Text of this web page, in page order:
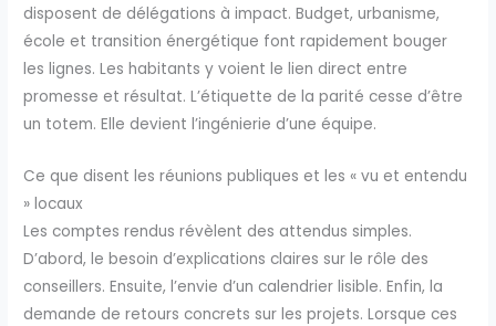
disposent de délégations à impact. Budget, urbanisme,
école et transition énergétique font rapidement bouger
les lignes. Les habitants y voient le lien direct entre
promesse et résultat. L’étiquette de la parité cesse d’être
un totem. Elle devient l’ingénierie d’une équipe.
Ce que disent les réunions publiques et les « vu et entendu
» locaux
Les comptes rendus révèlent des attendus simples.
D’abord, le besoin d’explications claires sur le rôle des
conseillers. Ensuite, l’envie d’un calendrier lisible. Enfin, la
demande de retours concrets sur les projets. Lorsque ces